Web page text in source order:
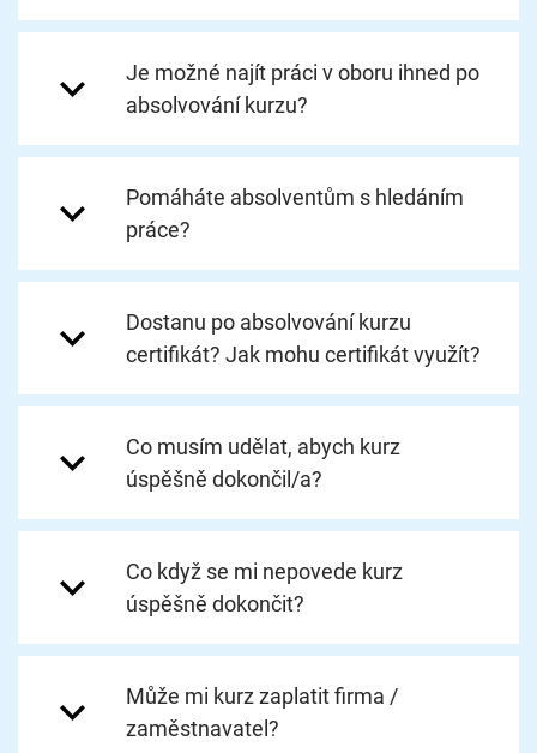
Je možné najít práci v oboru ihned po
absolvování kurzu?
Pomáháte absolventům s hledáním
práce?
Dostanu po absolvování kurzu
certifikát? Jak mohu certifikát využít?
Co musím udělat, abych kurz
úspěšně dokončil/a?
Co když se mi nepovede kurz
úspěšně dokončit?
Může mi kurz zaplatit firma /
zaměstnavatel?